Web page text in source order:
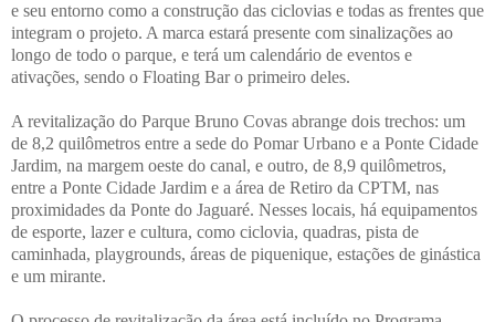
e seu entorno como a construção das ciclovias e todas as frentes que
integram o projeto. A marca estará presente com sinalizações ao
longo de todo o parque, e terá um calendário de eventos e
ativações, sendo o Floating Bar o primeiro deles.
A revitalização do Parque Bruno Covas abrange dois trechos: um
de 8,2 quilômetros entre a sede do Pomar Urbano e a Ponte Cidade
Jardim, na margem oeste do canal, e outro, de 8,9 quilômetros,
entre a Ponte Cidade Jardim e a área de Retiro da CPTM, nas
proximidades da Ponte do Jaguaré. Nesses locais, há equipamentos
de esporte, lazer e cultura, como ciclovia, quadras, pista de
caminhada, playgrounds, áreas de piquenique, estações de ginástica
e um mirante.